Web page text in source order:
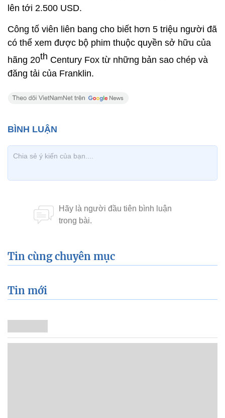
lên tới 2.500 USD.
Công tố viên liên bang cho biết hơn 5 triệu người đã
có thể xem được bộ phim thuộc quyền sở hữu của
hãng 20th Century Fox từ những bản sao chép và
đăng tải của Franklin.
Tin cùng chuyên mục
Tin mới